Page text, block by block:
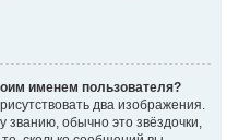
именем пользователя?
два изображения.
званию, обычно это звёздочки,